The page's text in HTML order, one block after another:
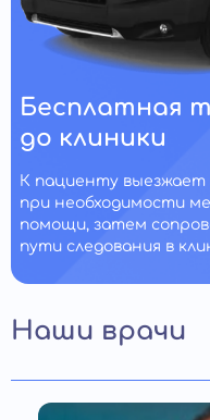
Бесплатная
до клиники
К пациенту выезжает
при необходимости
помощи, затем
пути следования в
Наши врачи